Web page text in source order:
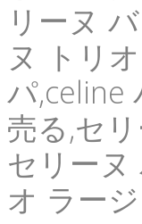
リーヌ
ヌ トリ
パ,celine
売る,セ
セリー
オ ラー